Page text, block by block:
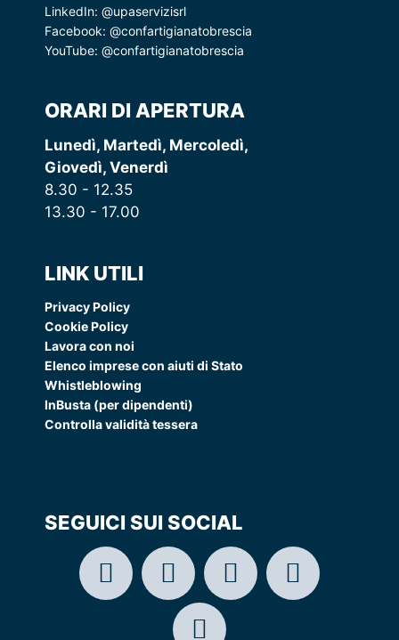
LinkedIn: @upaservizisrl
Facebook: @confartigianatobrescia
YouTube: @confartigianatobrescia
ORARI DI APERTURA
Lunedì, Martedì, Mercoledì,
Giovedì, Venerdì
8.30 - 12.35
13.30 - 17.00
LINK UTILI
Privacy Policy
Cookie Policy
Lavora con noi
Elenco imprese con aiuti di Stato
Whistleblowing
InBusta (per dipendenti)
Controlla validità tessera
SEGUICI SUI SOCIAL